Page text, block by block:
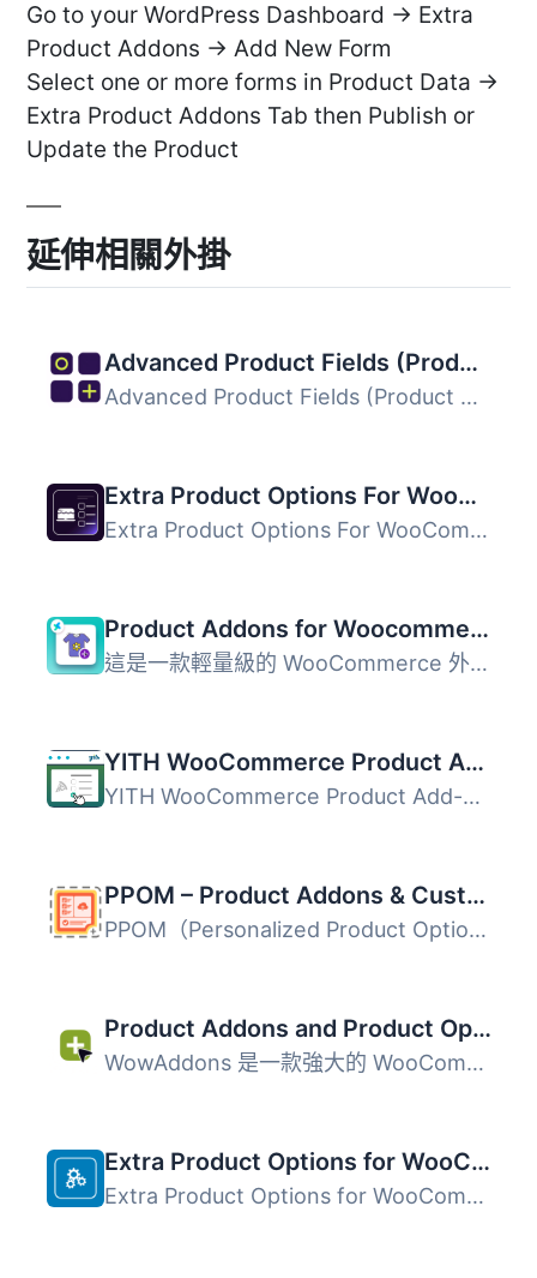
Go to your WordPress Dashboard -> Extra
Product Addons -> Add New Form
Select one or more forms in Product Data ->
Extra Product Addons Tab then Publish or
Update the Product
延伸相關外掛
Advanced Product Fields (Product Addons) for WooCommerce
Advanced Product Fields (Product Addons) for WooCommerce ...
Extra Product Options For WooCommerce | Custom Product Addons and Fields
Extra Product Options For WooCommerce 是一款由 ThemeHigh ...
Product Addons for Woocommerce – Product Options with Custom Fields
這是一款輕量級的 WooCommerce 外掛，能簡化在產品頁面上添加...
YITH WooCommerce Product Add-Ons
YITH WooCommerce Product Add-Ons 是一款多功能的外掛，專為...
PPOM – Product Addons & Custom Fields for WooCommerce
PPOM（Personalized Product Option Manager）是專為 WooComm...
Product Addons and Product Options With Custom Fields – WowAddons
WowAddons 是一款強大的 WooCommerce 外掛，專為產品自訂化設...
Extra Product Options for WooCommerce
Extra Product Options for WooCommerce 是一款 WooCommerce ...